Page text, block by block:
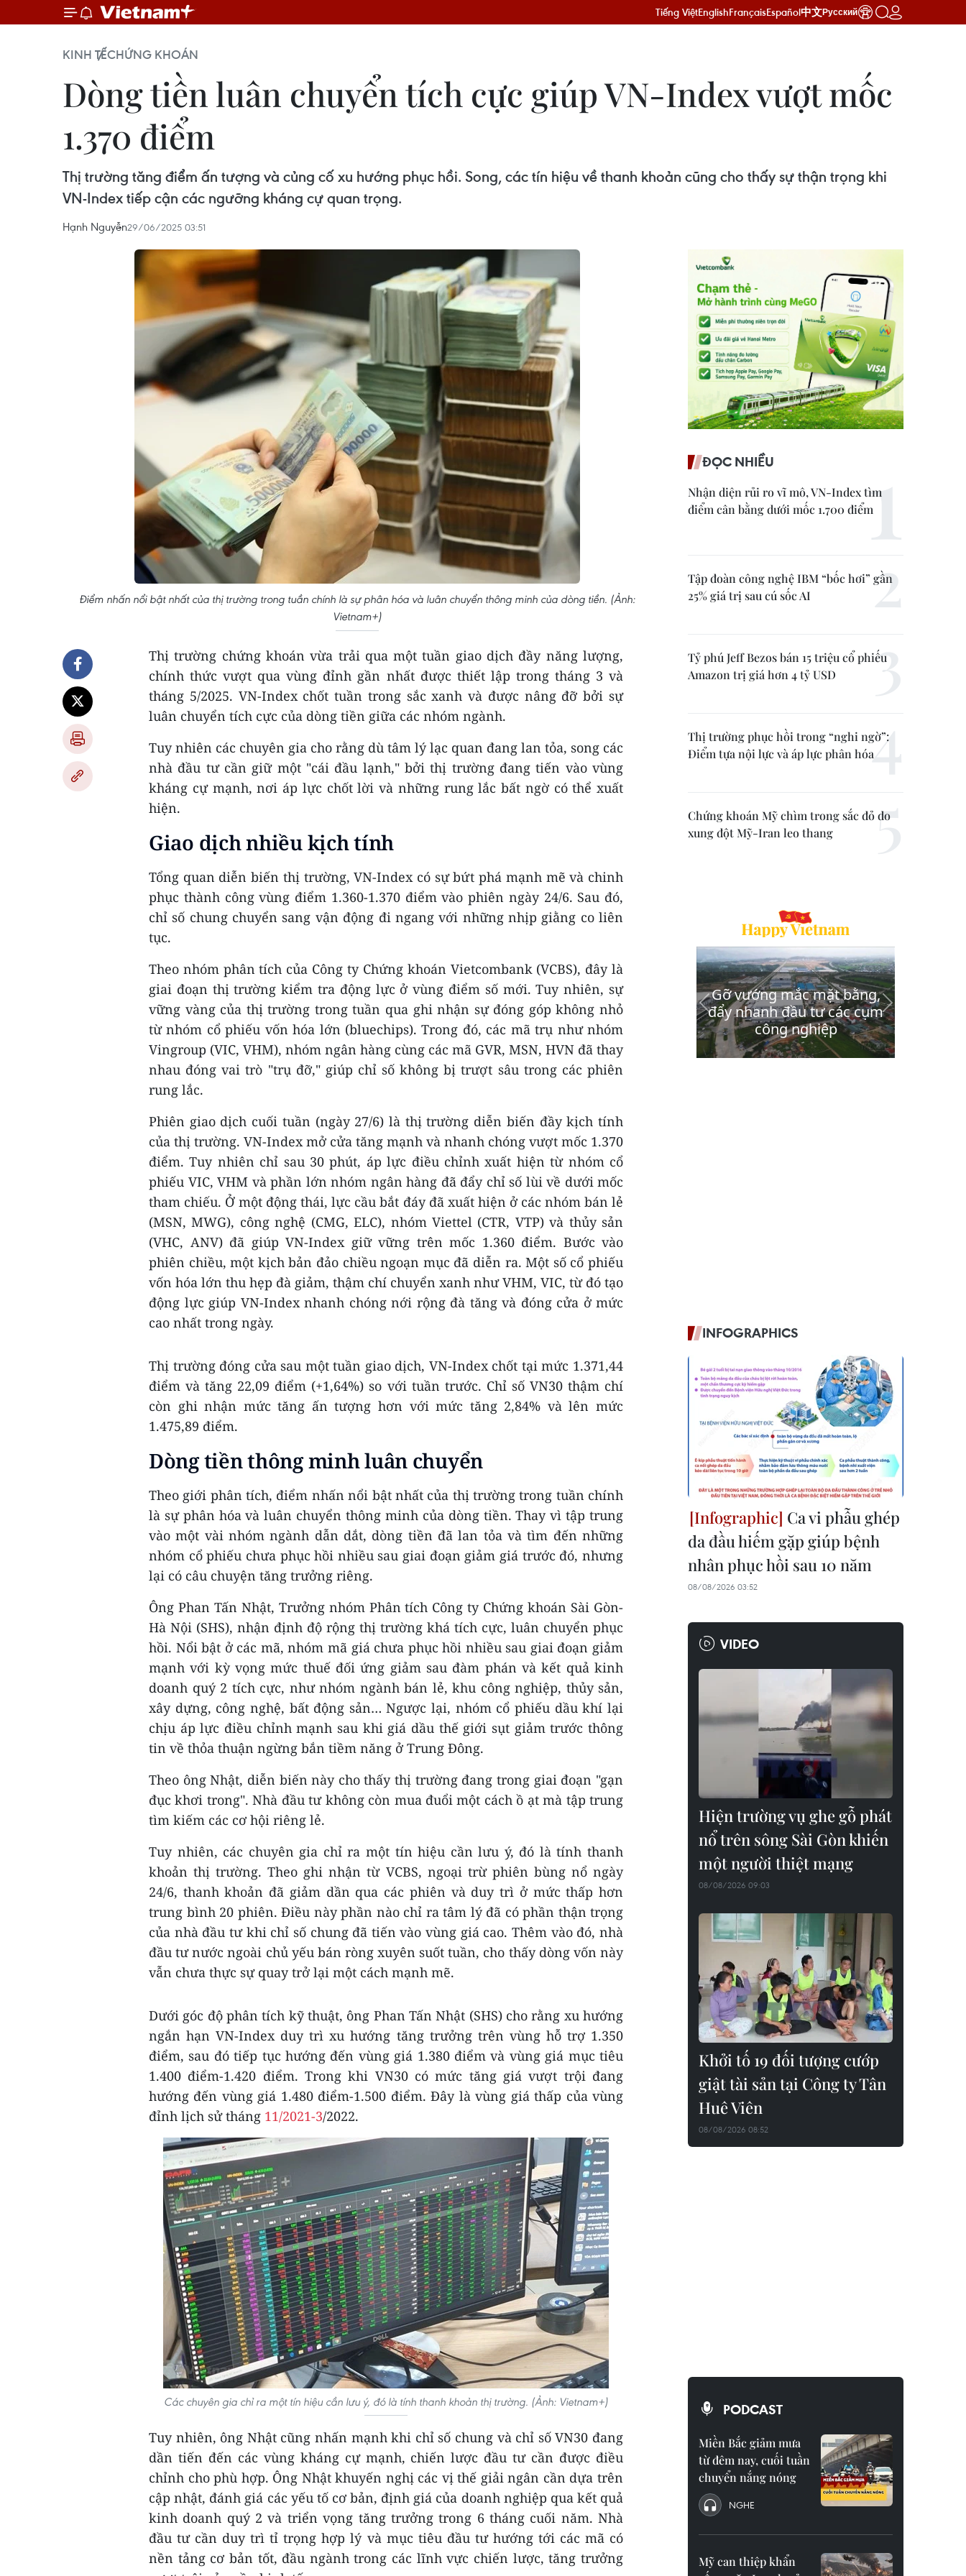
Tiếng ViệtEnglishFrançaisEspañol中文Русский
KINH TẾCHỨNG KHOÁN
Dòng tiền luân chuyển tích cực giúp VN-Index vượt mốc
1.370 điểm
Thị trường tăng điểm ấn tượng và củng cố xu hướng phục hồi. Song, các tín hiệu về thanh khoản cũng cho thấy sự thận trọng khi
VN-Index tiếp cận các ngưỡng kháng cự quan trọng.
Hạnh Nguyễn29/06/2025 03:51
Điểm nhấn nổi bật nhất của thị trường trong tuần chính là sự phân hóa và luân chuyển thông minh của dòng tiền. (Ảnh:
Vietnam+)
Thị trường chứng khoán vừa trải qua một tuần giao dịch đầy năng lượng,
chính thức vượt qua vùng đỉnh gần nhất được thiết lập trong tháng 3 và
tháng 5/2025. VN-Index chốt tuần trong sắc xanh và được nâng đỡ bởi sự
luân chuyển tích cực của dòng tiền giữa các nhóm ngành.
Tuy nhiên các chuyên gia cho rằng dù tâm lý lạc quan đang lan tỏa, song các
nhà đầu tư cần giữ một "cái đầu lạnh," bởi thị trường đang tiến vào vùng
kháng cự mạnh, nơi áp lực chốt lời và những rung lắc bất ngờ có thể xuất
hiện.
Giao dịch nhiều kịch tính
Tổng quan diễn biến thị trường, VN-Index có sự bứt phá mạnh mẽ và chinh
phục thành công vùng điểm 1.360-1.370 điểm vào phiên ngày 24/6. Sau đó,
chỉ số chung chuyển sang vận động đi ngang với những nhịp giằng co liên
tục.
Theo nhóm phân tích của Công ty Chứng khoán Vietcombank (VCBS), đây là
giai đoạn thị trường kiểm tra động lực ở vùng điểm số mới. Tuy nhiên, sự
vững vàng của thị trường trong tuần qua ghi nhận sự đóng góp không nhỏ
từ nhóm cổ phiếu vốn hóa lớn (bluechips). Trong đó, các mã trụ như nhóm
Vingroup (VIC, VHM), nhóm ngân hàng cùng các mã GVR, MSN, HVN đã thay
nhau đóng vai trò "trụ đỡ," giúp chỉ số không bị trượt sâu trong các phiên
rung lắc.
Phiên giao dịch cuối tuần (ngày 27/6) là thị trường diễn biến đầy kịch tính
của thị trường. VN-Index mở cửa tăng mạnh và nhanh chóng vượt mốc 1.370
điểm. Tuy nhiên chỉ sau 30 phút, áp lực điều chỉnh xuất hiện từ nhóm cổ
phiếu VIC, VHM và phần lớn nhóm ngân hàng đã đẩy chỉ số lùi về dưới mốc
tham chiếu. Ở một động thái, lực cầu bắt đáy đã xuất hiện ở các nhóm bán lẻ
(MSN, MWG), công nghệ (CMG, ELC), nhóm Viettel (CTR, VTP) và thủy sản
(VHC, ANV) đã giúp VN-Index giữ vững trên mốc 1.360 điểm. Bước vào
phiên chiều, một kịch bản đảo chiều ngoạn mục đã diễn ra. Một số cổ phiếu
vốn hóa lớn thu hẹp đà giảm, thậm chí chuyển xanh như VHM, VIC, từ đó tạo
động lực giúp VN-Index nhanh chóng nới rộng đà tăng và đóng cửa ở mức
cao nhất trong ngày.
Thị trường đóng cửa sau một tuần giao dịch, VN-Index chốt tại mức 1.371,44
điểm và tăng 22,09 điểm (+1,64%) so với tuần trước. Chỉ số VN30 thậm chí
còn ghi nhận mức tăng ấn tượng hơn với mức tăng 2,84% và lên mức
1.475,89 điểm.
Dòng tiền thông minh luân chuyển
Theo giới phân tích, điểm nhấn nổi bật nhất của thị trường trong tuần chính
là sự phân hóa và luân chuyển thông minh của dòng tiền. Thay vì tập trung
vào một vài nhóm ngành dẫn dắt, dòng tiền đã lan tỏa và tìm đến những
nhóm cổ phiếu chưa phục hồi nhiều sau giai đoạn giảm giá trước đó, nhưng
lại có câu chuyện tăng trưởng riêng.
Ông Phan Tấn Nhật, Trưởng nhóm Phân tích Công ty Chứng khoán Sài Gòn-
Hà Nội (SHS), nhận định độ rộng thị trường khá tích cực, luân chuyển phục
hồi. Nổi bật ở các mã, nhóm mã giá chưa phục hồi nhiều sau giai đoạn giảm
mạnh với kỳ vọng mức thuế đối ứng giảm sau đàm phán và kết quả kinh
doanh quý 2 tích cực, như nhóm ngành bán lẻ, khu công nghiệp, thủy sản,
xây dựng, công nghệ, bất động sản… Ngược lại, nhóm cổ phiếu dầu khí lại
chịu áp lực điều chỉnh mạnh sau khi giá dầu thế giới sụt giảm trước thông
tin về thỏa thuận ngừng bắn tiềm năng ở Trung Đông.
Theo ông Nhật, diễn biến này cho thấy thị trường đang trong giai đoạn "gạn
đục khơi trong". Nhà đầu tư không còn mua đuổi một cách ồ ạt mà tập trung
tìm kiếm các cơ hội riêng lẻ.
Tuy nhiên, các chuyên gia chỉ ra một tín hiệu cần lưu ý, đó là tính thanh
khoản thị trường. Theo ghi nhận từ VCBS, ngoại trừ phiên bùng nổ ngày
24/6, thanh khoản đã giảm dần qua các phiên và duy trì ở mức thấp hơn
trung bình 20 phiên. Điều này phần nào chỉ ra tâm lý đã có phần thận trọng
của nhà đầu tư khi chỉ số chung đã tiến vào vùng giá cao. Thêm vào đó, nhà
đầu tư nước ngoài chủ yếu bán ròng xuyên suốt tuần, cho thấy dòng vốn này
vẫn chưa thực sự quay trở lại một cách mạnh mẽ.
Dưới góc độ phân tích kỹ thuật, ông Phan Tấn Nhật (SHS) cho rằng xu hướng
ngắn hạn VN-Index duy trì xu hướng tăng trưởng trên vùng hỗ trợ 1.350
điểm, sau đó tiếp tục hướng đến vùng giá 1.380 điểm và vùng giá mục tiêu
1.400 điểm-1.420 điểm. Trong khi VN30 có mức tăng giá vượt trội đang
hướng đến vùng giá 1.480 điểm-1.500 điểm. Đây là vùng giá thấp của vùng
đỉnh lịch sử tháng 11/2021-3/2022.
Các chuyên gia chỉ ra một tín hiệu cần lưu ý, đó là tính thanh khoản thị trường. (Ảnh: Vietnam+)
Tuy nhiên, ông Nhật cũng nhấn mạnh khi chỉ số chung và chỉ số VN30 đang
dần tiến đến các vùng kháng cự mạnh, chiến lược đầu tư cần được điều
chỉnh cho phù hợp. Ông Nhật khuyến nghị các vị thế giải ngân cần dựa trên
cập nhật, đánh giá các yếu tố cơ bản, định giá của doanh nghiệp qua kết quả
kinh doanh quý 2 và triển vọng tăng trưởng trong 6 tháng cuối năm. Nhà
đầu tư cần duy trì tỉ trọng hợp lý và mục tiêu đầu tư hướng tới các mã có
nền tảng cơ bản tốt, đầu ngành trong các lĩnh vực chiến lược, tăng trưởng
ĐỌC NHIỀU
Nhận diện rủi ro vĩ mô, VN-Index tìm
điểm cân bằng dưới mốc 1.700 điểm
Tập đoàn công nghệ IBM “bốc hơi” gần
25% giá trị sau cú sốc AI
Tỷ phú Jeff Bezos bán 15 triệu cổ phiếu
Amazon trị giá hơn 4 tỷ USD
Thị trường phục hồi trong “nghi ngờ”:
Điểm tựa nội lực và áp lực phân hóa
Chứng khoán Mỹ chìm trong sắc đỏ do
xung đột Mỹ-Iran leo thang
INFOGRAPHICS
Ca vi phẫu ghép
da đầu hiếm gặp giúp bệnh
nhân phục hồi sau 10 năm
08/08/2026 03:52
VIDEO
Hiện trường vụ ghe gỗ phát
nổ trên sông Sài Gòn khiến
một người thiệt mạng
08/08/2026 09:03
Khởi tố 19 đối tượng cướp
giật tài sản tại Công ty Tân
Huê Viên
08/08/2026 08:52
PODCAST
Miền Bắc giảm mưa
từ đêm nay, cuối tuần
chuyển nắng nóng
NGHE
Mỹ can thiệp khẩn